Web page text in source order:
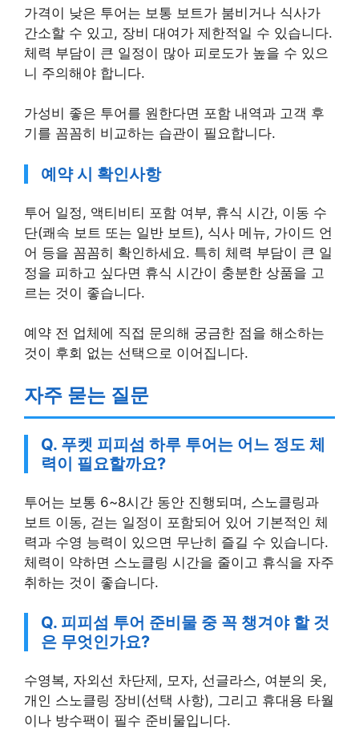
가격이 낮은 투어는 보통 보트가 붐비거나 식사가
간소할 수 있고, 장비 대여가 제한적일 수 있습니다.
체력 부담이 큰 일정이 많아 피로도가 높을 수 있으
니 주의해야 합니다.
가성비 좋은 투어를 원한다면 포함 내역과 고객 후
기를 꼼꼼히 비교하는 습관이 필요합니다.
예약 시 확인사항
투어 일정, 액티비티 포함 여부, 휴식 시간, 이동 수
단(쾌속 보트 또는 일반 보트), 식사 메뉴, 가이드 언
어 등을 꼼꼼히 확인하세요. 특히 체력 부담이 큰 일
정을 피하고 싶다면 휴식 시간이 충분한 상품을 고
르는 것이 좋습니다.
예약 전 업체에 직접 문의해 궁금한 점을 해소하는
것이 후회 없는 선택으로 이어집니다.
자주 묻는 질문
Q. 푸켓 피피섬 하루 투어는 어느 정도 체
력이 필요할까요?
투어는 보통 6~8시간 동안 진행되며, 스노클링과
보트 이동, 걷는 일정이 포함되어 있어 기본적인 체
력과 수영 능력이 있으면 무난히 즐길 수 있습니다.
체력이 약하면 스노클링 시간을 줄이고 휴식을 자주
취하는 것이 좋습니다.
Q. 피피섬 투어 준비물 중 꼭 챙겨야 할 것
은 무엇인가요?
수영복, 자외선 차단제, 모자, 선글라스, 여분의 옷,
개인 스노클링 장비(선택 사항), 그리고 휴대용 타월
이나 방수팩이 필수 준비물입니다.